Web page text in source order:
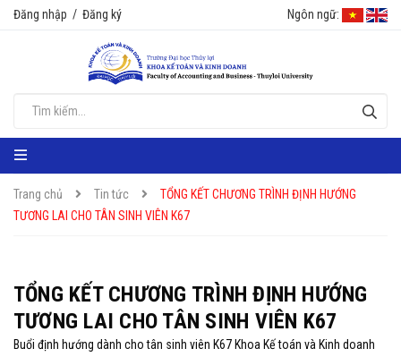
Đăng nhập / Đăng ký Ngôn ngữ:
Trang chủ Tin tức
TỔNG KẾT CHƯƠNG TRÌNH ĐỊNH HƯỚNG
TƯƠNG LAI CHO TÂN SINH VIÊN K67
TỔNG KẾT CHƯƠNG TRÌNH ĐỊNH HƯỚNG
TƯƠNG LAI CHO TÂN SINH VIÊN K67
Buổi định hướng dành cho tân sinh viên K67 Khoa Kế toán và Kinh doanh